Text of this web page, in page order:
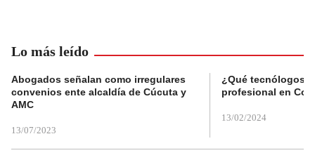
Lo más leído
Abogados señalan como irregulares
convenios ente alcaldía de Cúcuta y
AMC
13/07/2023
¿Qué tecnólogos
profesional en
13/02/2024